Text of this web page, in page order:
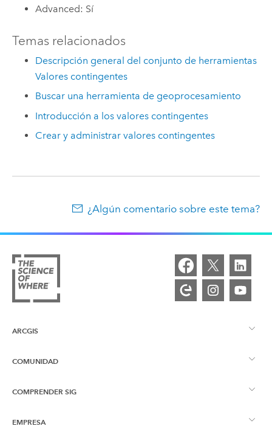
Advanced: Sí
Temas relacionados
Descripción general del conjunto de herramientas
Valores contingentes
Buscar una herramienta de geoprocesamiento
Introducción a los valores contingentes
Crear y administrar valores contingentes
¿Algún comentario sobre este tema?
ARCGIS
Descripción general de ArcGIS
Representación cartográfica
COMUNIDAD
Comunidad de Esri
COMPRENDER SIG
¿Qué son los SIG?
EMPRESA